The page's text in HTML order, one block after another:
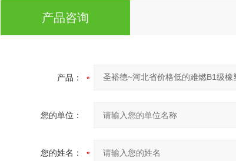
产品咨询
产品：
您的单位：
您的姓名：